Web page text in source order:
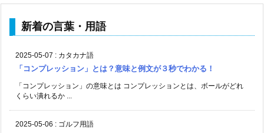
新着の言葉・用語
2025-05-07 : カタカナ語
「コンプレッション」とは？意味と例文が３秒でわかる！
「コンプレッション」の意味とは コンプレッションとは、ボールがどれ
くらい潰れるか ...
2025-05-06 : ゴルフ用語